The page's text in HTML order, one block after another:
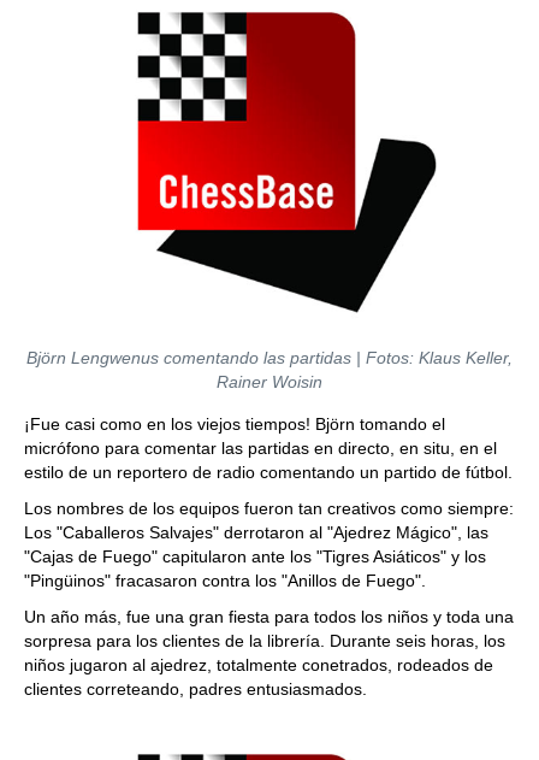
Björn Lengwenus comentando las partidas | Fotos: Klaus Keller,
Rainer Woisin
¡Fue casi como en los viejos tiempos! Björn tomando el
micrófono para comentar las partidas en directo, en situ, en el
estilo de un reportero de radio comentando un partido de fútbol.
Los nombres de los equipos fueron tan creativos como siempre:
Los "Caballeros Salvajes" derrotaron al "Ajedrez Mágico", las
"Cajas de Fuego" capitularon ante los "Tigres Asiáticos" y los
"Pingüinos" fracasaron contra los "Anillos de Fuego".
Un año más, fue una gran fiesta para todos los niños y toda una
sorpresa para los clientes de la librería. Durante seis horas, los
niños jugaron al ajedrez, totalmente conetrados, rodeados de
clientes correteando, padres entusiasmados.